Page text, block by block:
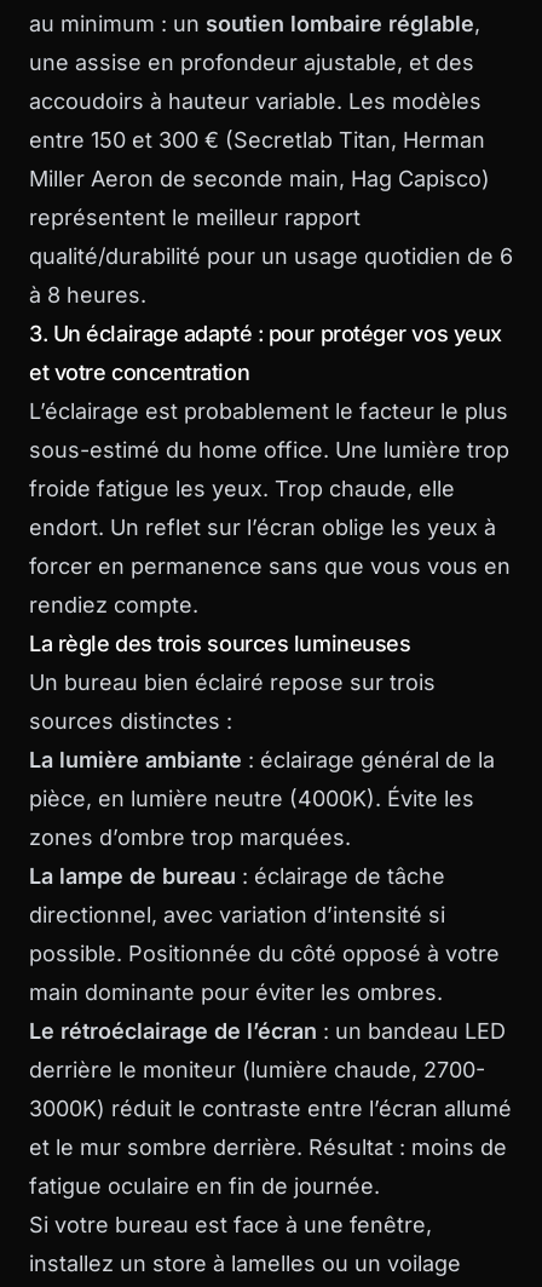
au minimum : un soutien lombaire réglable,
une assise en profondeur ajustable, et des
accoudoirs à hauteur variable. Les modèles
entre 150 et 300 € (Secretlab Titan, Herman
Miller Aeron de seconde main, Hag Capisco)
représentent le meilleur rapport
qualité/durabilité pour un usage quotidien de 6
à 8 heures.
3. Un éclairage adapté : pour protéger vos yeux
et votre concentration
L’éclairage est probablement le facteur le plus
sous-estimé du home office. Une lumière trop
froide fatigue les yeux. Trop chaude, elle
endort. Un reflet sur l’écran oblige les yeux à
forcer en permanence sans que vous vous en
rendiez compte.
La règle des trois sources lumineuses
Un bureau bien éclairé repose sur trois
sources distinctes :
La lumière ambiante : éclairage général de la
pièce, en lumière neutre (4000K). Évite les
zones d’ombre trop marquées.
La lampe de bureau : éclairage de tâche
directionnel, avec variation d’intensité si
possible. Positionnée du côté opposé à votre
main dominante pour éviter les ombres.
Le rétroéclairage de l’écran : un bandeau LED
derrière le moniteur (lumière chaude, 2700-
3000K) réduit le contraste entre l’écran allumé
et le mur sombre derrière. Résultat : moins de
fatigue oculaire en fin de journée.
Si votre bureau est face à une fenêtre,
installez un store à lamelles ou un voilage